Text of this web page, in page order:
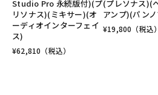
Studio Pro 永続版付)(プ
リソナス)(ミキサー)(オ
ーディオインターフェイ
ス)
¥62,810 （税込）
(プレソナス)(
アンプ)(パン
¥19,800 （税込）